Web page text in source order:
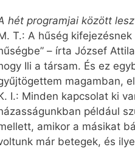
hét programjai között
T.: A hűség
– írta ­József
Ili a társam. És ez
magamban,
I.: Minden kapcsolat ki
például
amikor a másikat
már betegek, és